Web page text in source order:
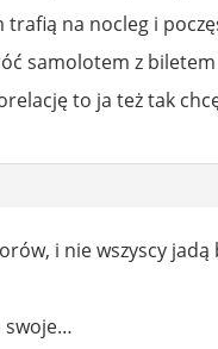
trafią na nocleg i
samolotem z biletem
to ja też tak
i nie wszyscy
swoje…